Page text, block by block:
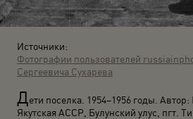
Источники:
Фотографии пользователей
Сергеевича Сухарева
Дети поселка. 1954–1956 годы. Автор:
Якутская АССР, Булунский улус, пгт.